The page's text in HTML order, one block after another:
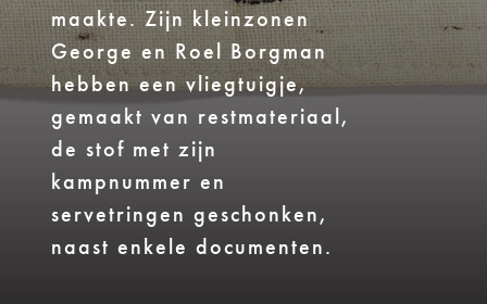
maakte. Zijn kleinzonen
George en Roel Borgman
hebben een vliegtuigje,
gemaakt van restmateriaal,
de stof met zijn
kampnummer en
servetringen geschonken,
naast enkele documenten.